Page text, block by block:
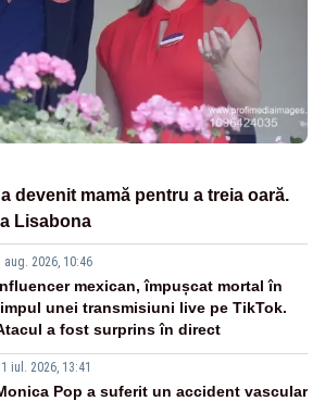
devenit mamă pentru a treia oară.
Lisabona
aug. 2026, 10:46
mexican, împușcat mortal în
unei transmisiuni live pe TikTok.
a fost surprins în direct
iul. 2026, 13:41
Pop a suferit un accident vascular